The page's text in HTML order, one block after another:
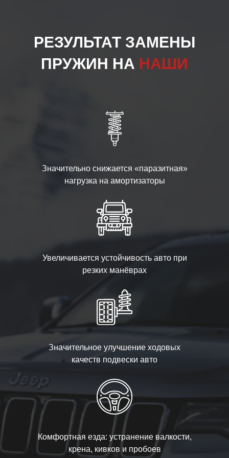
РЕЗУЛЬТАТ ЗАМЕНЫ
ПРУЖИН НА НАШИ
Значительно снижается «паразитная»
нагрузка на амортизаторы
Увеличивается устойчивость авто при
резких манёврах
Значительное улучшение ходовых
качеств подвески авто
Комфортная езда: устранение валкости,
крена, кивков и пробоев